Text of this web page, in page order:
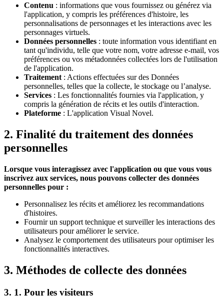
Contenu : informations que vous fournissez ou générez via
l'application, y compris les préférences d'histoire, les
personnalisations de personnages et les interactions avec les
personnages virtuels.
Données personnelles : toute information vous identifiant en
tant qu'individu, telle que votre nom, votre adresse e-mail, vos
préférences ou vos métadonnées collectées lors de l'utilisation
de l'application.
Traitement : Actions effectuées sur des Données
personnelles, telles que la collecte, le stockage ou l’analyse.
Services : Les fonctionnalités fournies via l'application, y
compris la génération de récits et les outils d'interaction.
Plateforme : L'application Visual Novel.
2. Finalité du traitement des données
personnelles
Lorsque vous interagissez avec l'application ou que vous vous
inscrivez aux services, nous pouvons collecter des données
personnelles pour :
Personnalisez les récits et améliorez les recommandations
d'histoires.
Fournir un support technique et surveiller les interactions des
utilisateurs pour améliorer le service.
Analysez le comportement des utilisateurs pour optimiser les
fonctionnalités interactives.
3. Méthodes de collecte des données
3. 1. Pour les visiteurs